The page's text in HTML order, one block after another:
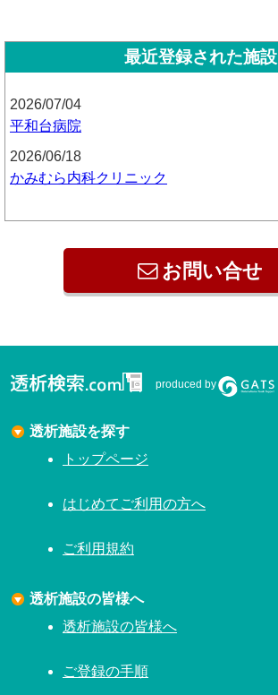
最近登録された施設
2026/07/04
平和台病院
2026/06/18
かみむら内科クリニック
お問い合せ
produced by
透析施設を探す
トップページ
はじめてご利用の方へ
ご利用規約
透析施設の皆様へ
透析施設の皆様へ
ご登録の手順